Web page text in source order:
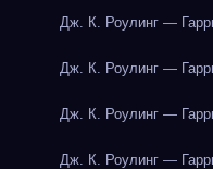
Дж. К. Роулинг —
Дж. К. Роулинг —
Дж. К. Роулинг —
Дж. К. Роулинг —